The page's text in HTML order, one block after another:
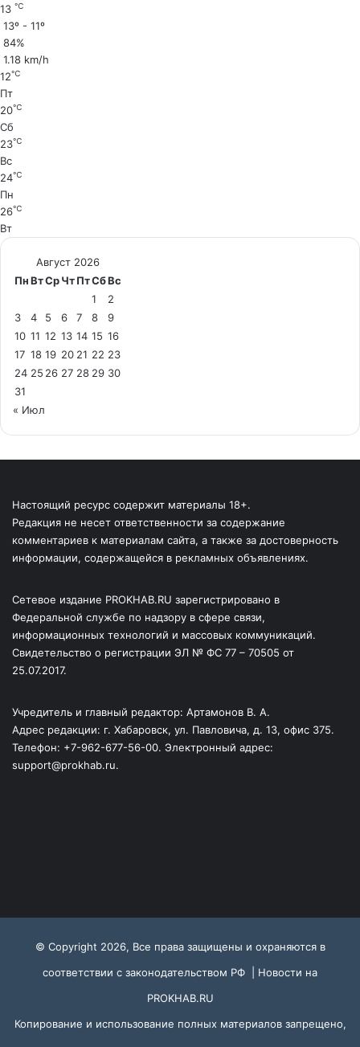
13 ℃
13º - 11º
84%
1.18 km/h
12℃
Пт
20℃
Сб
23℃
Вс
24℃
Пн
26℃
Вт
Август 2026
ПнВтСрЧтПтСбВс
1
2
3
4 5 6 7 8
9
10 11 12 13 14 15 16
17 18 19 20 21 22 23
24 25 26 27 28 29 30
31
« Июл
Настоящий ресурс содержит материалы 18+.
Редакция не несет ответственности за содержание
комментариев к материалам сайта, а также за достоверность
информации, содержащейся в рекламных объявлениях.
Сетевое издание PROKHAB.RU зарегистрировано в
Федеральной службе по надзору в сфере связи,
информационных технологий и массовых коммуникаций.
Свидетельство о регистрации ЭЛ № ФС 77 – 70505 от
25.07.2017.
Учредитель и главный редактор: Артамонов В. А.
Адрес редакции: г. Хабаровск, ул. Павловича, д. 13, офис 375.
Телефон: +7-962-677-56-00. Электронный адрес:
support@prokhab.ru.
© Copyright 2026, Все права защищены и охраняются в
соответствии с законодательством РФ | Новости на
PROKHAB.RU
Копирование и использование полных материалов запрещено,